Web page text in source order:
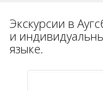
Экскурсии в
и
языке.